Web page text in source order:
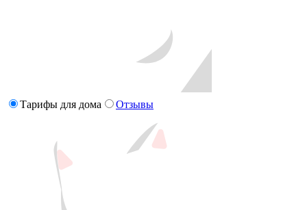
Тарифы для дома Отзывы